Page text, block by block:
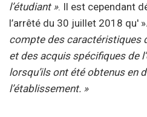
l’étudiant ». Il est cependant
l’arrêté du 30 juillet 2018 qu' »
compte des caractéristiques
et des acquis spécifiques de
lorsqu’ils ont été obtenus en
l’établissement. »